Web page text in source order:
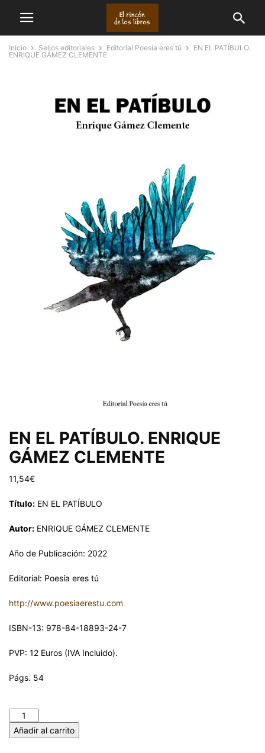
Inicio Sellos editoriales Editorial Poesía eres tú
EN EL PATÍBULO.
ENRIQUE GÁMEZ CLEMENTE
EN EL PATÍBULO. ENRIQUE
GÁMEZ CLEMENTE
11,54€
Título: EN EL PATÍBULO
Autor: ENRIQUE GÁMEZ CLEMENTE
Año de Publicación: 2022
Editorial: Poesía eres tú
http://www.poesiaerestu.com
ISBN-13: 978-84-18893-24-7
PVP: 12 Euros (IVA Incluido).
Págs. 54
Añadir al carrito